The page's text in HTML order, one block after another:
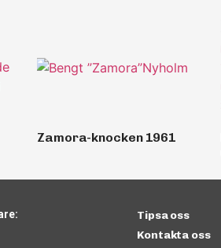
Zamora-knocken 1961
Tipsa oss
Kontakta oss